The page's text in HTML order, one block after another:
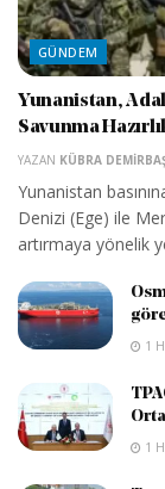
GÜNDEM
Yunanistan,
Savunma
YAZAN KÜBRA
Yunanistan
Denizi (Ege) ile
artırmaya yönelik
1
1